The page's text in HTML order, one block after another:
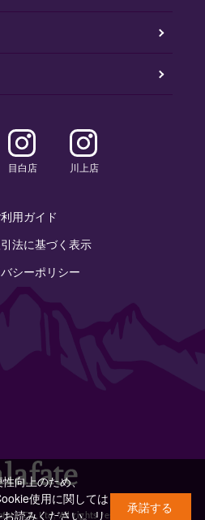
目白店 川上店
用ガイド
法に基づく表示
シーポリシー
Co.,Ltd. All rights reserved.
向上のため、
使用に関しては
お読みください。リ
承諾する